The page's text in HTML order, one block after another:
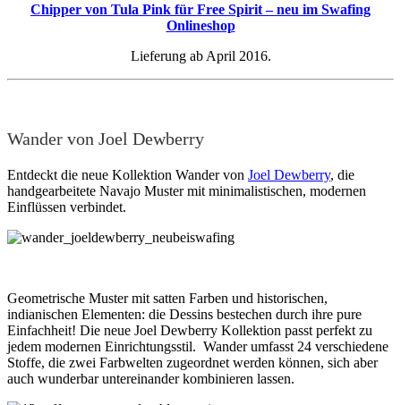
Chipper von Tula Pink für Free Spirit – neu im Swafing
Onlineshop
Lieferung ab April 2016.
Wander von Joel Dewberry
Entdeckt die neue Kollektion Wander von Joel Dewberry, die
handgearbeitete Navajo Muster mit minimalistischen, modernen
Einflüssen verbindet.
Geometrische Muster mit satten Farben und historischen,
indianischen Elementen: die Dessins bestechen durch ihre pure
Einfachheit! Die neue Joel Dewberry Kollektion passt perfekt zu
jedem modernen Einrichtungsstil. Wander umfasst 24 verschiedene
Stoffe, die zwei Farbwelten zugeordnet werden können, sich aber
auch wunderbar untereinander kombinieren lassen.